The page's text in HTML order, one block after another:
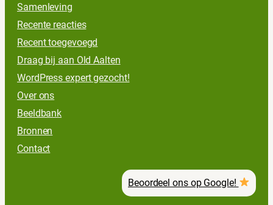
Samenleving
Recente reacties
Recent toegevoegd
Draag bij aan Old Aalten
WordPress expert gezocht!
Over ons
Beeldbank
Bronnen
Contact
Beoordeel ons op Google!